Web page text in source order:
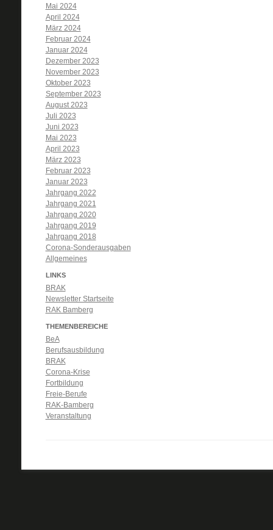
Mai 2024
April 2024
März 2024
Februar 2024
Januar 2024
Dezember 2023
November 2023
Oktober 2023
September 2023
August 2023
Juli 2023
Juni 2023
Mai 2023
April 2023
März 2023
Februar 2023
Januar 2023
Jahrgang 2022
Jahrgang 2021
Jahrgang 2020
Jahrgang 2019
Jahrgang 2018
Corona-Sonderausgaben
Allgemeines
LINKS
BRAK
Newsletter Startseite
RAK Bamberg
THEMENBEREICHE
BeA
Berufsausbildung
BRAK
Corona-Krise
Fortbildung
Freie-Berufe
RAK-Bamberg
Veranstaltung